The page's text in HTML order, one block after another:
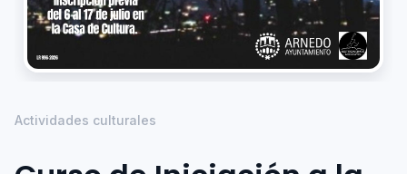
Actividades culturales